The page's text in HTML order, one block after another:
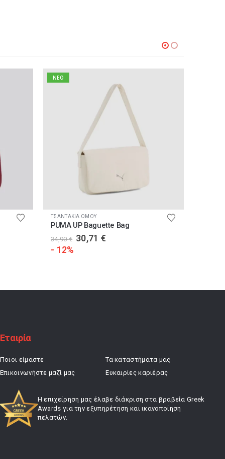
NEO
ΤΣΑΝΤΑΚΙΑ ΩΜΟΥ
PUMA UP Baguette Bag
34,90€ Original
30,71 €
- 12%
Εταιρία
Ποιοι είμαστε
Επικοινωνήστε μαζί μας
Τα καταστήματα μας
Ευκαιρίες καριέρας
Η επιχείρηση μας έλαβε διάκριση στα βραβεία Greek
Awards για την εξυπηρέτηση και ικανοποίηση
πελατών.